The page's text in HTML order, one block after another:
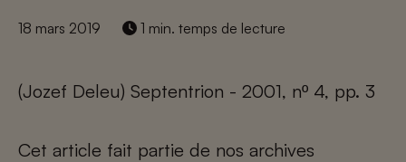
18 mars 2019 1 min. temps de lecture
(Jozef Deleu) Septentrion - 2001, nº 4, pp. 3
Cet article fait partie de nos archives